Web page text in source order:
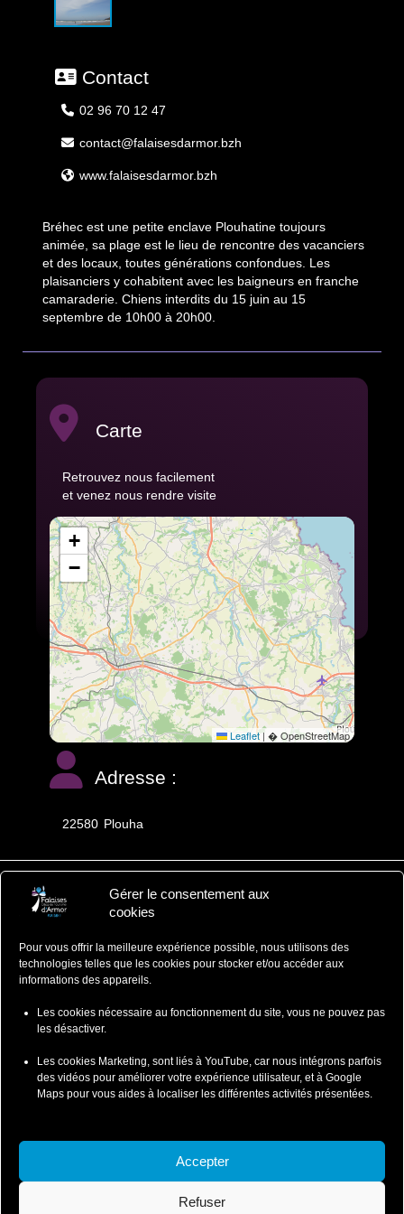
Gérer le consentement aux
cookies
Pour vous offrir la meilleure expérience possible, nous utilisons des
technologies telles que les cookies pour stocker et/ou accéder aux
informations des appareils.
Les cookies nécessaire au fonctionnement du site, vous ne pouvez pas
les désactiver.
Les cookies Marketing, sont liés à YouTube, car nous intégrons parfois
des vidéos pour améliorer votre expérience utilisateur, et à Google
Maps pour vous aides à localiser les différentes activités présentées.
Accepter
Refuser
Contact
02 96 70 12 47
contact@falaisesdarmor.bzh
www.falaisesdarmor.bzh
Bréhec est une petite enclave Plouhatine toujours
animée, sa plage est le lieu de rencontre des vacanciers
et des locaux, toutes générations confondues. Les
plaisanciers y cohabitent avec les baigneurs en franche
camaraderie. Chiens interdits du 15 juin au 15
septembre de 10h00 à 20h00.
Carte
Retrouvez nous facilement
et venez nous rendre visite
+
−
Leaflet | � OpenStreetMap
Adresse :
22580 Plouha
Falaises d'Armor
ZA du Ponlo, 22290 LANVOLLON
Côtes d'Armor - Bretagne
: 02 96 70 12 47
contact@falaisesdarmor.bzh
Conditions Particulières de Vente-Coasteering